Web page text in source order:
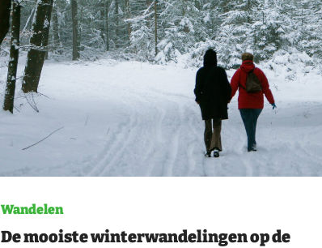
Wandelen
De mooiste winterwandelingen op de